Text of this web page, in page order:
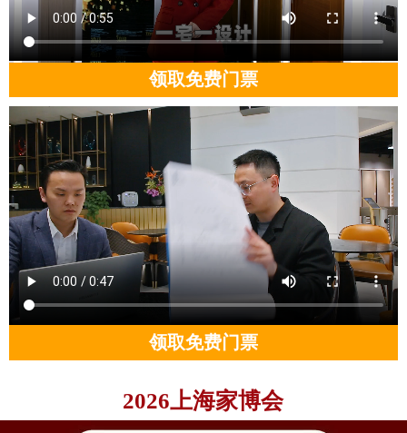
领取免费门票
领取免费门票
2026上海家博会